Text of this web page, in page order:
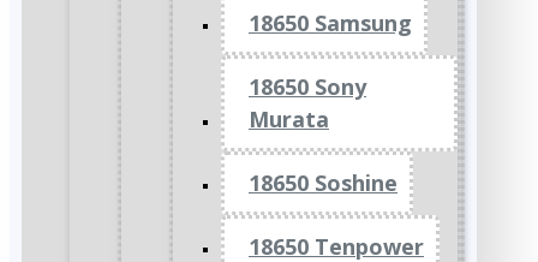
18650 Samsung
18650 Sony
Murata
18650 Soshine
18650 Tenpower